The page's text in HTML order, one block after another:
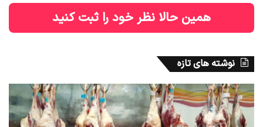
همین حالا نظر خود را ثبت کنید
نوشته های تازه